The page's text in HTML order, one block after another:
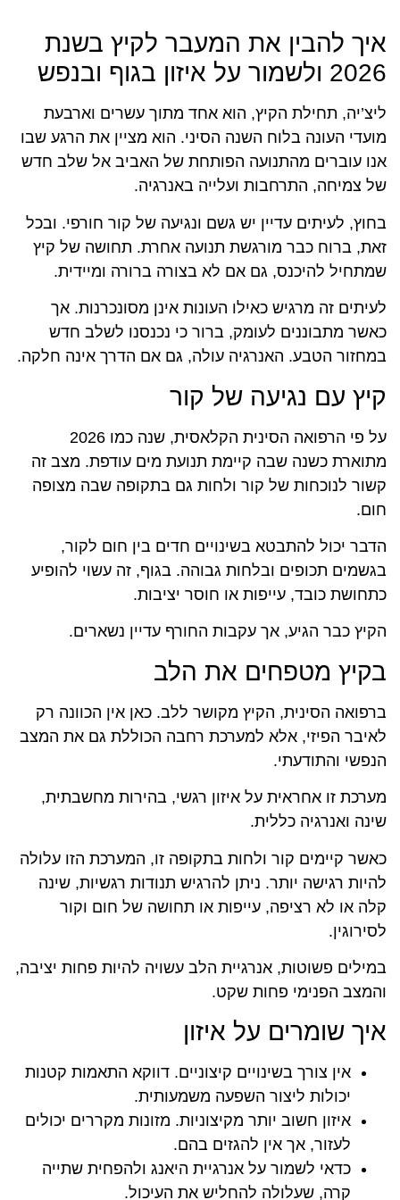
איך להבין את המעבר לקיץ בשנת
2026 ולשמור על איזון בגוף ובנפש
ליצ’יה, תחילת הקיץ, הוא אחד מתוך עשרים וארבעת
מועדי העונה בלוח השנה הסיני. הוא מציין את הרגע שבו
אנו עוברים מהתנועה הפותחת של האביב אל שלב חדש
של צמיחה, התרחבות ועלייה באנרגיה.
בחוץ, לעיתים עדיין יש גשם ונגיעה של קור חורפי. ובכל
זאת, ברוח כבר מורגשת תנועה אחרת. תחושה של קיץ
שמתחיל להיכנס, גם אם לא בצורה ברורה ומיידית.
לעיתים זה מרגיש כאילו העונות אינן מסונכרנות. אך
כאשר מתבוננים לעומק, ברור כי נכנסנו לשלב חדש
במחזור הטבע. האנרגיה עולה, גם אם הדרך אינה חלקה.
קיץ עם נגיעה של קור
על פי הרפואה הסינית הקלאסית, שנה כמו 2026
מתוארת כשנה שבה קיימת תנועת מים עודפת. מצב זה
קשור לנוכחות של קור ולחות גם בתקופה שבה מצופה
חום.
הדבר יכול להתבטא בשינויים חדים בין חום לקור,
בגשמים תכופים ובלחות גבוהה. בגוף, זה עשוי להופיע
כתחושת כובד, עייפות או חוסר יציבות.
הקיץ כבר הגיע, אך עקבות החורף עדיין נשארים.
בקיץ מטפחים את הלב
ברפואה הסינית, הקיץ מקושר ללב. כאן אין הכוונה רק
לאיבר הפיזי, אלא למערכת רחבה הכוללת גם את המצב
הנפשי והתודעתי.
מערכת זו אחראית על איזון רגשי, בהירות מחשבתית,
שינה ואנרגיה כללית.
כאשר קיימים קור ולחות בתקופה זו, המערכת הזו עלולה
להיות רגישה יותר. ניתן להרגיש תנודות רגשיות, שינה
קלה או לא רציפה, עייפות או תחושה של חום וקור
לסירוגין.
במילים פשוטות, אנרגיית הלב עשויה להיות פחות יציבה,
והמצב הפנימי פחות שקט.
איך שומרים על איזון
אין צורך בשינויים קיצוניים. דווקא התאמות קטנות
יכולות ליצור השפעה משמעותית.
איזון חשוב יותר מקיצוניות. מזונות מקררים יכולים
לעזור, אך אין להגזים בהם.
כדאי לשמור על אנרגיית היאנג ולהפחית שתייה
קרה, שעלולה להחליש את העיכול.